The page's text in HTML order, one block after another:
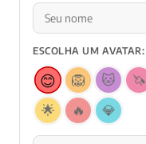
ESCOLHA UM AVATAR:
😊 🦁 🐱 🦄
🌟
🔥 💎